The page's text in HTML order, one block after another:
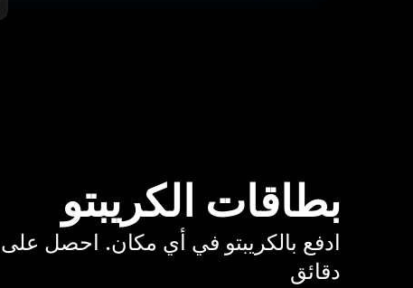
بطاقات الكريبتو
دقائق